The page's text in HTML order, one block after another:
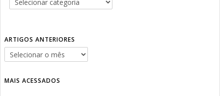
ARTIGOS ANTERIORES
MAIS ACESSADOS